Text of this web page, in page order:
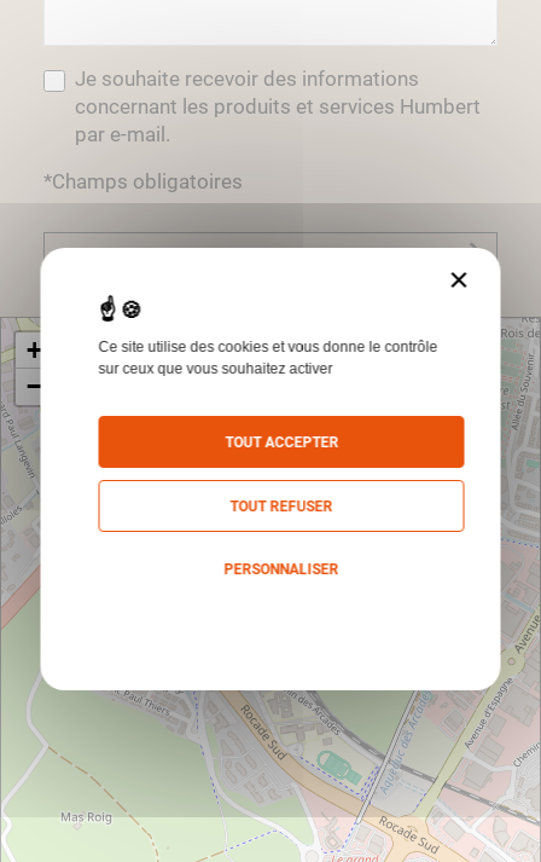
Je souhaite recevoir des informations
concernant les produits et services Humbert
par e-mail.
*Champs obligatoires
+
−
×
Ce site utilise des cookies et vous donne le contrôle
sur ceux que vous souhaitez activer
TOUT ACCEPTER
TOUT REFUSER
PERSONNALISER